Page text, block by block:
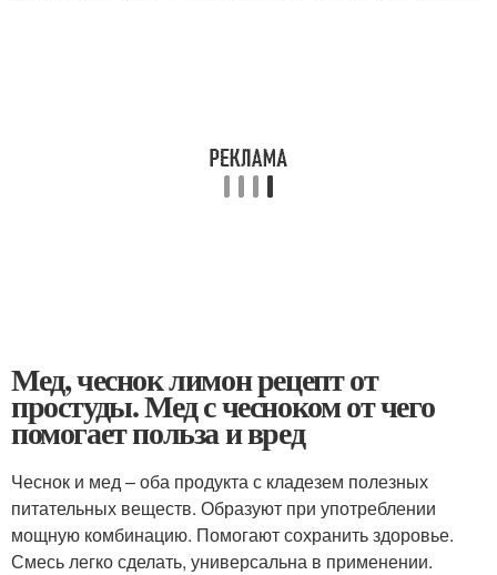
Мед, чеснок лимон рецепт от
простуды. Мед с чесноком от чего
помогает польза и вред
Чеснок и мед – оба продукта с кладезем полезных
питательных веществ. Образуют при употреблении
мощную комбинацию. Помогают сохранить здоровье.
Смесь легко сделать, универсальна в применении.